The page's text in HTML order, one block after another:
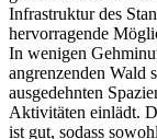
Infrastruktur des
hervorragende
In wenigen
angrenzenden Wald
ausgedehnten
Aktivitäten einlädt.
ist gut, sodass